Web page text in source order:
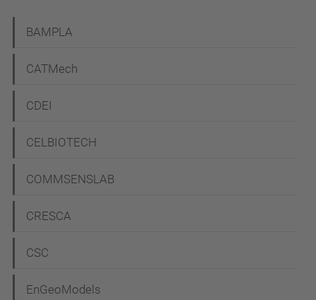
a
v
g
a
i
ó
BAMPLA
CATMech
CDEI
CELBIOTECH
COMMSENSLAB
CRESCA
CSC
EnGeoModels